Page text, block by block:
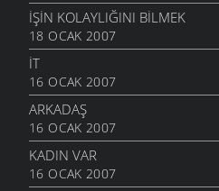
İŞIN KOLAYLIĞINI BILMEK
18 OCAK 2007
İT
16 OCAK 2007
ARKADAŞ
16 OCAK 2007
KADIN VAR
16 OCAK 2007